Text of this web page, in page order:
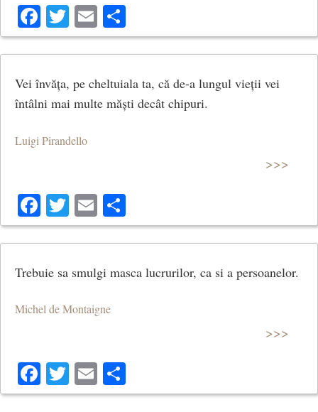
Facebook
Twitter
Email
Vei învăța, pe cheltuiala ta, că de-a lungul vieții vei
întâlni mai multe măști decât chipuri.
Luigi Pirandello
>>>
Facebook
Twitter
Email
Trebuie sa smulgi masca lucrurilor, ca si a persoanelor.
Michel de Montaigne
>>>
Facebook
Twitter
Email